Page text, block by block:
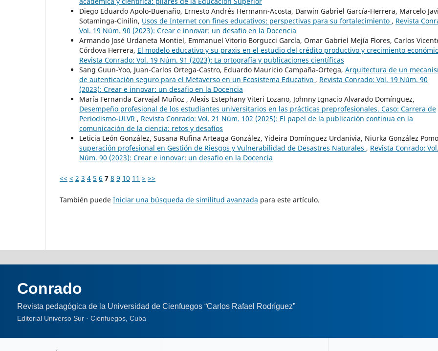
Diego Eduardo Apolo-Buenaño, Ernesto Andrés Hermann-Acosta, Darwin Gabriel García-Herrera, Marcelo
Sotaminga-Cinilin, Usos de Internet con fines educativos: perspectivas para su fortalecimiento , Revista
Vol. 19 Núm. 90 (2023): Crear e innovar: un desafio en la Docencia
Armando José Urdaneta Montiel, Emmanuel Vitorio Borgucci García, Omar Gabriel Mejía Flores, Carlos
Córdova Herrera, El modelo educativo y su praxis en el estudio del crédito productivo y crecimiento
Revista Conrado: Vol. 19 Núm. 91 (2023): La ortografía y publicaciones científicas
Sang Guun-Yoo, Juan-Carlos Ortega-Castro, Eduardo Mauricio Campaña-Ortega, Arquitectura de un
de autenticación seguro para el Metaverso en un Ecosistema Educativo , Revista Conrado: Vol. 19 Núm. 90
(2023): Crear e innovar: un desafio en la Docencia
María Fernanda Carvajal Muñoz , Alexis Estephany Viteri Lozano, Johnny Ignacio Alvarado Domínguez,
Desempeño profesional de los estudiantes universitarios en las prácticas preprofesionales. Caso: Carrera de
Periodismo-ULVR , Revista Conrado: Vol. 21 Núm. 102 (2025): El papel de la publicación continua en la
comunicación de la ciencia: retos y desafíos
Leticia León González, Susana Rufina Arteaga González, Yideira Domínguez Urdanivia, Niurka González
superación profesional en Gestión de Riesgos y Vulnerabilidad de Desastres Naturales , Revista Conrado:
Núm. 90 (2023): Crear e innovar: un desafio en la Docencia
<< < 2 3 4 5 6 7 8 9 10 11 > >>
También puede Iniciar una búsqueda de similitud avanzada para este artículo.
Conrado
Revista pedagógica de la Universidad de Cienfuegos “Carlos Rafael Rodríguez”
Editorial Universo Sur · Cienfuegos, Cuba